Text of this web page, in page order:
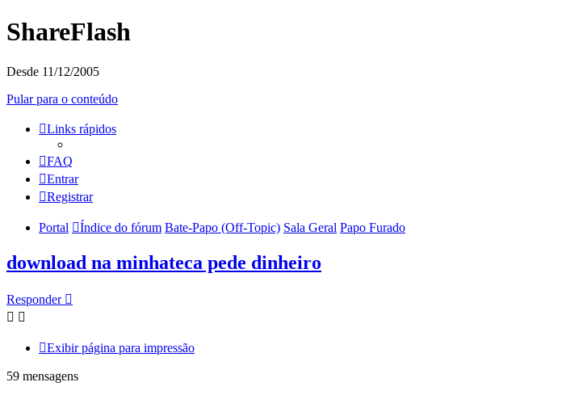
ShareFlash
Desde 11/12/2005
Pular para o conteúdo
Links rápidos
FAQ
Entrar
Registrar
Portal Índice do fórum Bate-Papo (Off-Topic) Sala Geral Papo Furado
download na minhateca pede dinheiro
Responder
Exibir página para impressão
59 mensagens